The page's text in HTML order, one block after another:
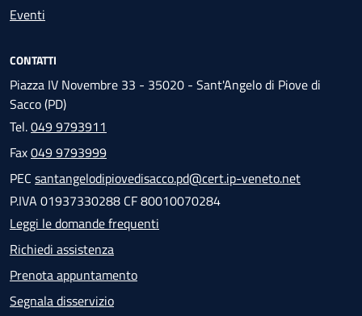
Eventi
CONTATTI
Piazza IV Novembre 33 - 35020 - Sant'Angelo di Piove di
Sacco (PD)
Tel.049 9793911
Fax049 9793999
PEC santangelodipiovedisacco.pd@cert.ip-veneto.net
P.IVA 01937330288 CF 80010070284
Leggi le domande frequenti
Richiedi assistenza
Prenota appuntamento
Segnala disservizio